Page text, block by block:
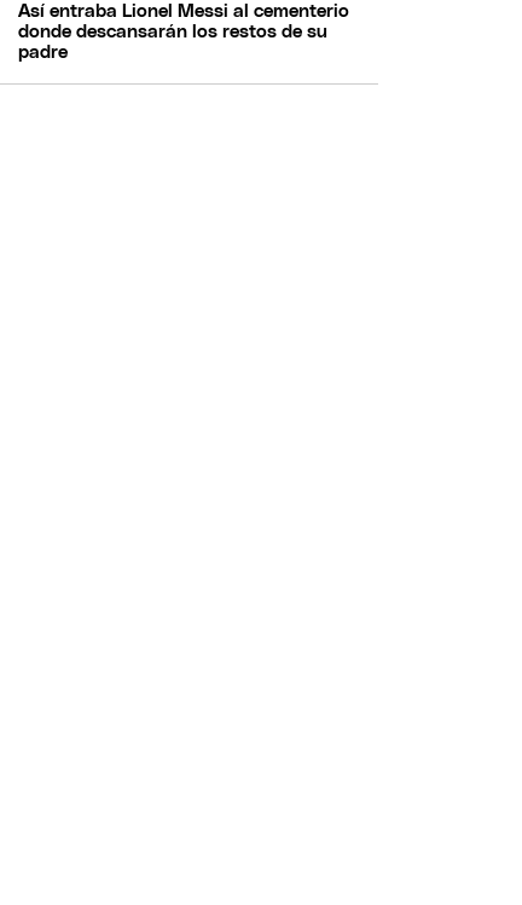
Así entraba Lionel Messi al cementerio
donde descansarán los restos de su
padre